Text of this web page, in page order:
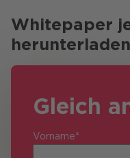
Whitepaper
Gleich
Vorname*